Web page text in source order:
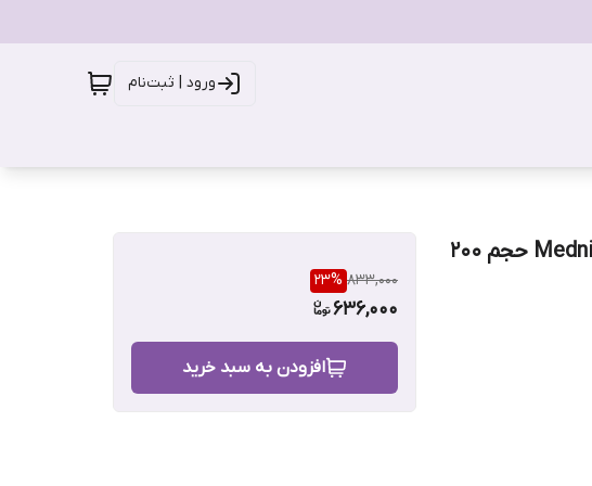
ورود | ثبت‌نام
اسپری بدن زنانه ریچ بونومیا مدل Mednight Roze حجم 200
833,000
23%
636,000
افزودن به سبد خرید